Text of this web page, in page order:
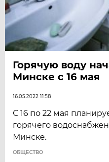
Горячую воду
Минске с 16 мая
16.05.2022 11:58
С 16 по 22 мая
горячего
Минске.
ОБЩЕСТВО